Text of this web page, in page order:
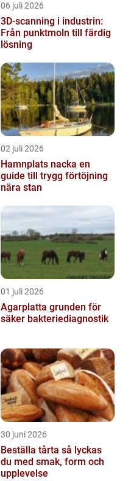
06 juli 2026
3D-scanning i industrin:
Från punktmoln till färdig
lösning
02 juli 2026
Hamnplats nacka en
guide till trygg förtöjning
nära stan
01 juli 2026
Agarplatta grunden för
säker bakteriediagnostik
30 juni 2026
Beställa tårta så lyckas
du med smak, form och
upplevelse